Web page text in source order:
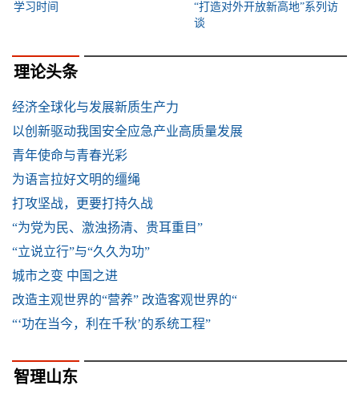
学习时间
“打造对外开放新高地”系列访
谈
理论头条
经济全球化与发展新质生产力
以创新驱动我国安全应急产业高质量发展
青年使命与青春光彩
为语言拉好文明的缰绳
打攻坚战，更要打持久战
“为党为民、激浊扬清、贵耳重目”
“立说立行”与“久久为功”
城市之变 中国之进
改造主观世界的“营养” 改造客观世界的“
“‘功在当今，利在千秋’的系统工程”
智理山东